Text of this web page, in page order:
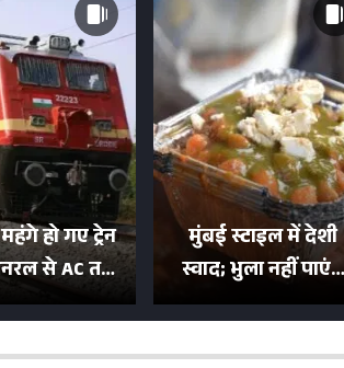
हो गए ट्रेन
से AC तक
दिल्ली
मुंबई स्टाइल में देशी
स्वाद; भुला नहीं पाएंगे
मुल्तानी छोले-पाव